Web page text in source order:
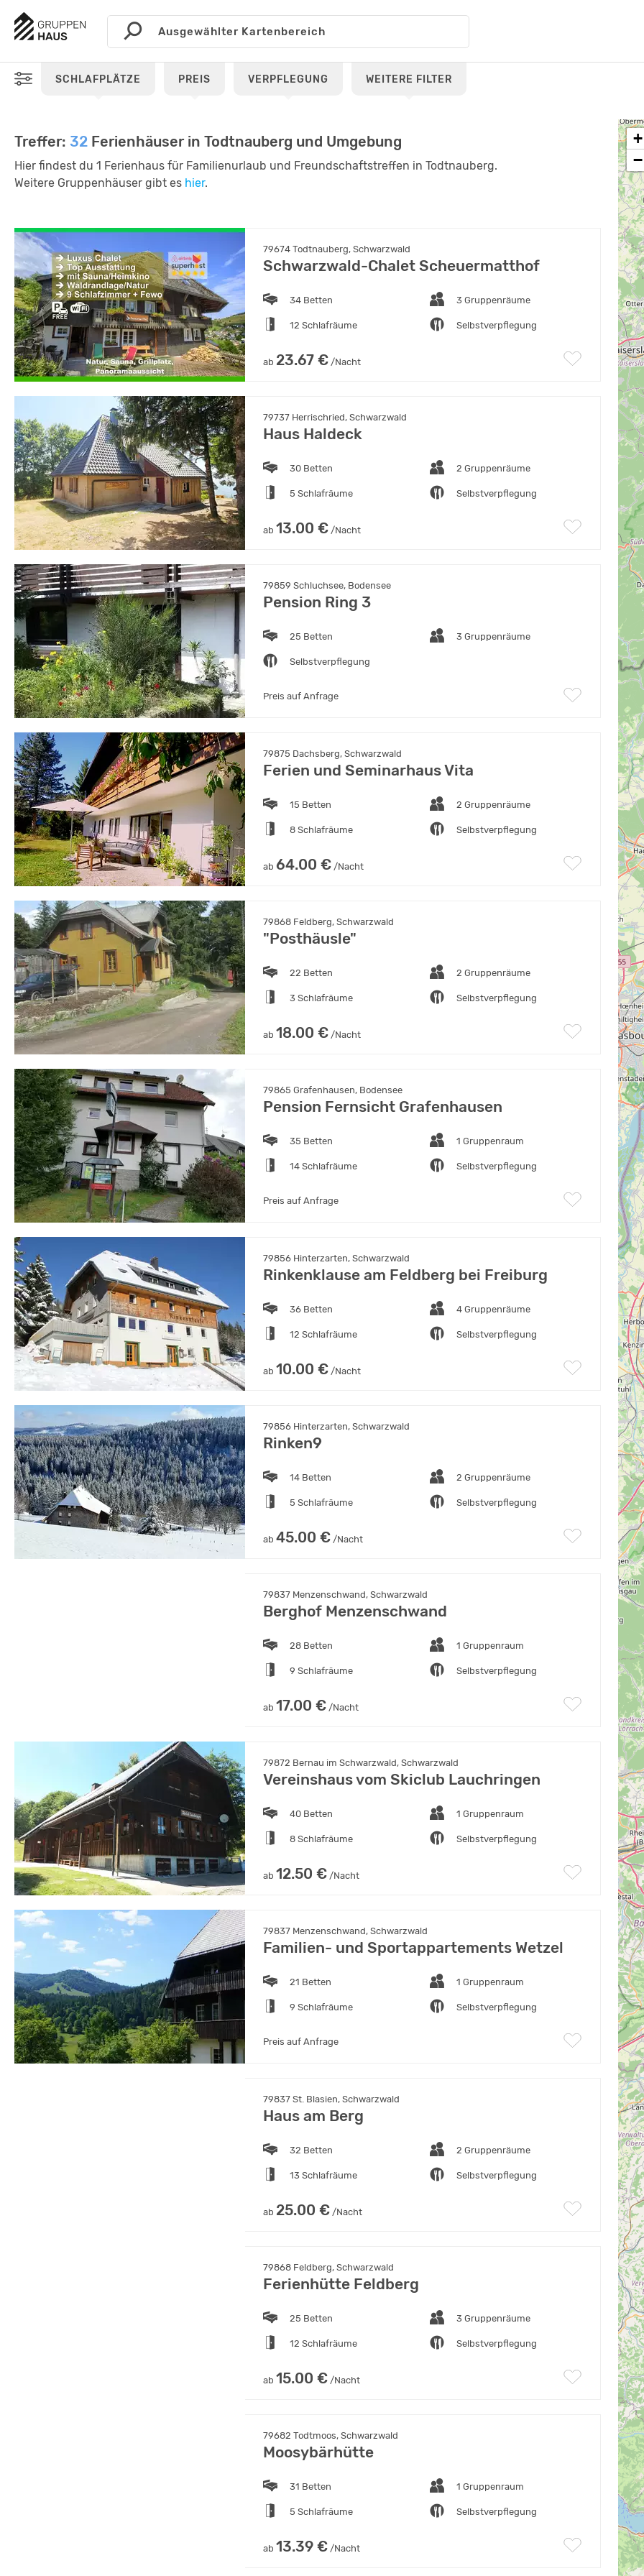
SCHLAFPLÄTZE PREIS VERPFLEGUNG WEITERE FILTER
Treffer: 32 Ferienhäuser in Todtnauberg und Umgebung
Hier findest du 1 Ferienhaus für Familienurlaub und Freundschaftstreffen in Todtnauberg.
Weitere Gruppenhäuser gibt es hier.
79674 Todtnauberg, Schwarzwald
Schwarzwald-Chalet Scheuermatthof
34 Betten 3 Gruppenräume
12 Schlafräume Selbstverpflegung
ab 23.67 € /Nacht
79737 Herrischried, Schwarzwald
Haus Haldeck
30 Betten 2 Gruppenräume
5 Schlafräume Selbstverpflegung
ab 13.00 € /Nacht
79859 Schluchsee, Bodensee
Pension Ring 3
25 Betten 3 Gruppenräume
Selbstverpflegung
Preis auf Anfrage
79875 Dachsberg, Schwarzwald
Ferien und Seminarhaus Vita
15 Betten 2 Gruppenräume
8 Schlafräume Selbstverpflegung
ab 64.00 € /Nacht
79868 Feldberg, Schwarzwald
"Posthäusle"
22 Betten 2 Gruppenräume
3 Schlafräume Selbstverpflegung
ab 18.00 € /Nacht
79865 Grafenhausen, Bodensee
Pension Fernsicht Grafenhausen
35 Betten 1 Gruppenraum
14 Schlafräume Selbstverpflegung
Preis auf Anfrage
79856 Hinterzarten, Schwarzwald
Rinkenklause am Feldberg bei Freiburg
36 Betten 4 Gruppenräume
12 Schlafräume Selbstverpflegung
ab 10.00 € /Nacht
79856 Hinterzarten, Schwarzwald
Rinken9
14 Betten 2 Gruppenräume
5 Schlafräume Selbstverpflegung
ab 45.00 € /Nacht
79837 Menzenschwand, Schwarzwald
Berghof Menzenschwand
28 Betten 1 Gruppenraum
9 Schlafräume Selbstverpflegung
ab 17.00 € /Nacht
79872 Bernau im Schwarzwald, Schwarzwald
Vereinshaus vom Skiclub Lauchringen
40 Betten 1 Gruppenraum
8 Schlafräume Selbstverpflegung
ab 12.50 € /Nacht
79837 Menzenschwand, Schwarzwald
Familien- und Sportappartements Wetzel
21 Betten 1 Gruppenraum
9 Schlafräume Selbstverpflegung
Preis auf Anfrage
79837 St. Blasien, Schwarzwald
Haus am Berg
32 Betten 2 Gruppenräume
13 Schlafräume Selbstverpflegung
ab 25.00 € /Nacht
79868 Feldberg, Schwarzwald
Ferienhütte Feldberg
25 Betten 3 Gruppenräume
12 Schlafräume Selbstverpflegung
ab 15.00 € /Nacht
79682 Todtmoos, Schwarzwald
Moosybärhütte
31 Betten 1 Gruppenraum
5 Schlafräume Selbstverpflegung
ab 13.39 € /Nacht
+
−